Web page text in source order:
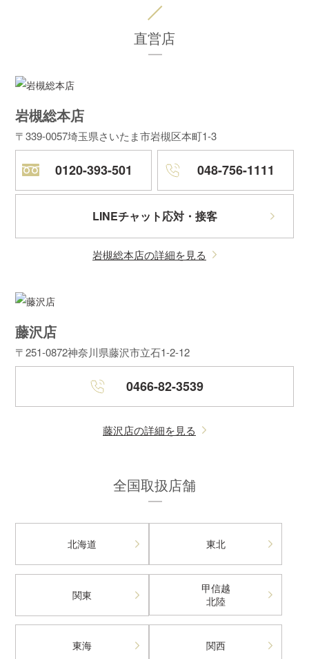
直営店
岩槻総本店
〒339-0057埼玉県さいたま市岩槻区本町1-3
0120-393-501 048-756-1111
LINEチャット応対・接客
岩槻総本店の詳細を見る
藤沢店
〒251-0872神奈川県藤沢市立石1-2-12
0466-82-3539
藤沢店の詳細を見る
全国取扱店舗
北海道 東北
関東
甲信越
北陸
東海 関西